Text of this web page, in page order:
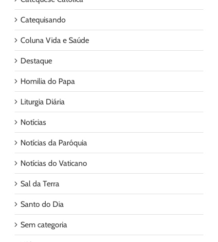
Catequisando
Coluna Vida e Saúde
Destaque
Homilia do Papa
Liturgia Diária
Notícias
Notícias da Paróquia
Notícias do Vaticano
Sal da Terra
Santo do Dia
Sem categoria